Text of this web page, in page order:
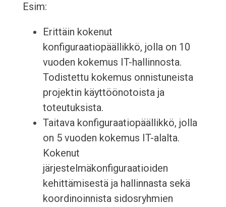
Esim:
Erittäin kokenut
konfiguraatiopäällikkö, jolla on 10
vuoden kokemus IT-hallinnosta.
Todistettu kokemus onnistuneista
projektin käyttöönotoista ja
toteutuksista.
Taitava konfiguraatiopäällikkö, jolla
on 5 vuoden kokemus IT-alalta.
Kokenut
järjestelmäkonfiguraatioiden
kehittämisestä ja hallinnasta sekä
koordinoinnista sidosryhmien